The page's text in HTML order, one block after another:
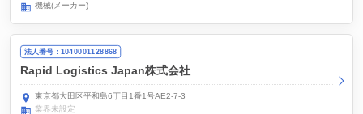
機械(メーカー)
法人番号：1040001128868
Rapid Logistics Japan株式会社
東京都大田区平和島6丁目1番1号AE2-7-3
業界未設定